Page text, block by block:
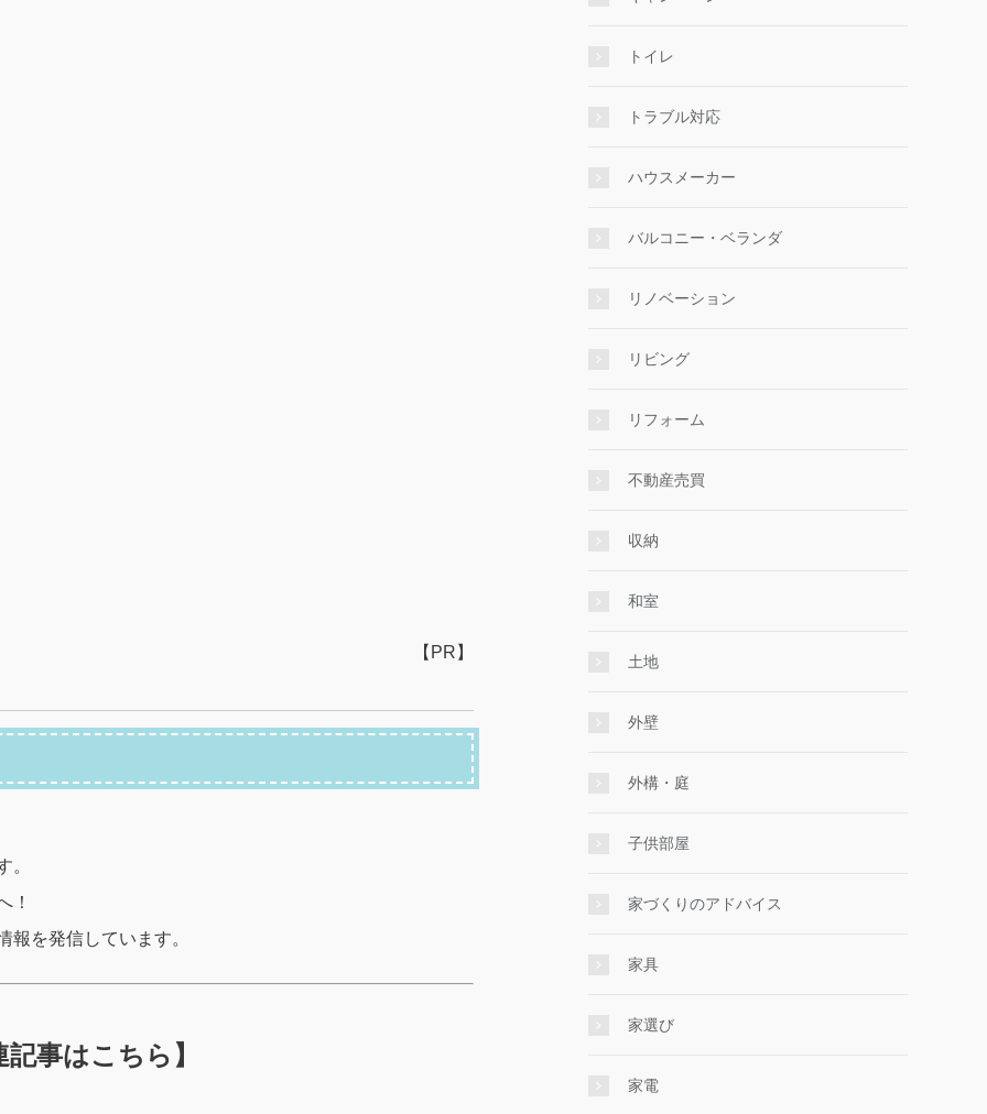
【PR】
。
！
報を発信しています。
記事はこちら】
トイレ
トラブル対応
ハウスメーカー
バルコニー・ベランダ
リノベーション
リビング
リフォーム
不動産売買
収納
和室
土地
外壁
外構・庭
子供部屋
家づくりのアドバイス
家具
家選び
家電